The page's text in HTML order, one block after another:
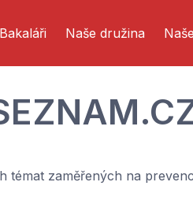
Bakaláři Naše družina
témat zaměřených na